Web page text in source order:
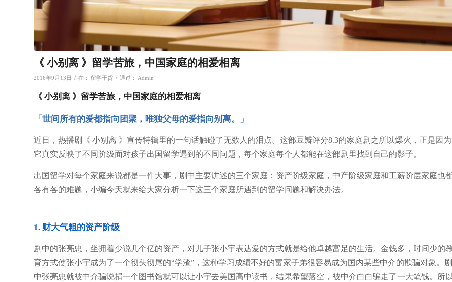
《 小别离 》留学苦旅，中国家庭的相爱相离
2016年9月13日 / 在： 留学干货 / 通过： Admin
《 小别离 》留学苦旅，中国家庭的相爱相离
「世间所有的爱都指向团聚，唯独父母的爱指向别离。」
近日，热播剧《 小别离 》宣传特辑里的一句话触碰了无数人的泪点。这部豆瓣评分8.3的家庭剧之所以爆火，正是因为
它真实反映了不同阶级面对孩子出国留学遇到的不同问题，每个家庭每个人都能在这部剧里找到自己的影子。
出国留学对每个家庭来说都是一件大事，剧中主要讲述的三个家庭：资产阶级家庭，中产阶级家庭和工薪阶层家庭也
各有各的难题，小编今天就来给大家分析一下这三个家庭所遇到的留学问题和解决办法。
1. 财大气粗的资产阶级
剧中的张亮忠，坐拥着少说几个亿的资产，对儿子张小宇表达爱的方式就是给他卓越富足的生活。金钱多，时间少的
育方式使张小宇成为了一个彻头彻尾的“学渣”，这种学习成绩不好的富家子弟很容易成为国内某些中介的欺骗对象。剧
中张亮忠就被中介骗说捐一个图书馆就可以让小宇去美国高中读书，结果希望落空，被中介白白骗走了一大笔钱。所